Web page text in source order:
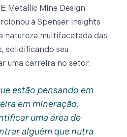
Metallic Mine Design
a Spenser insights
natureza multifacetada das
solidificando seu
uma carreira no setor.
estão pensando em
em mineração,
uma área de
alguém que nutra